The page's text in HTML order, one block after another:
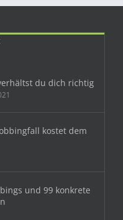
du dich richtig
kostet dem
und 99 konkrete